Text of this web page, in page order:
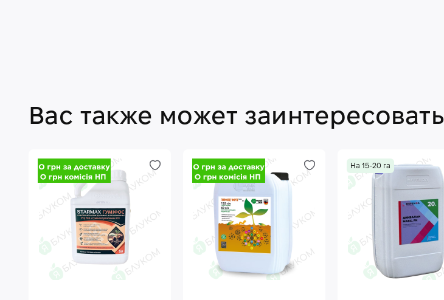
Вас также может заинтересовать
На 15-20 га